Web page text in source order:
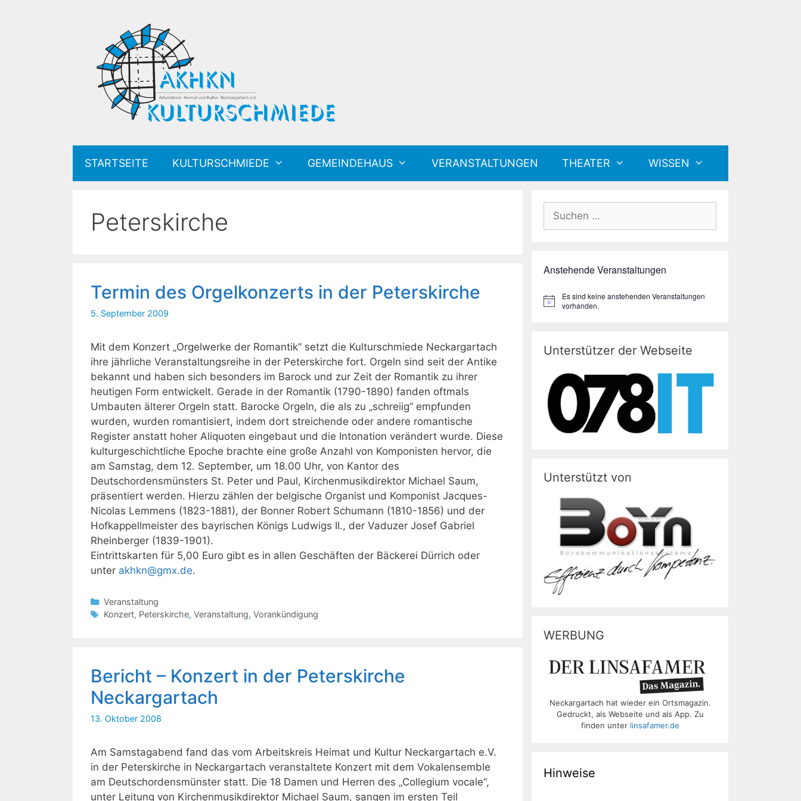
STARTSEITE KULTURSCHMIEDE GEMEINDEHAUS VERANSTALTUNGEN THEATER WISSEN
Peterskirche
Termin des Orgelkonzerts in der Peterskirche
5. September 2009
Mit dem Konzert „Orgelwerke der Romantik“ setzt die Kulturschmiede Neckargartach
ihre jährliche Veranstaltungsreihe in der Peterskirche fort. Orgeln sind seit der Antike
bekannt und haben sich besonders im Barock und zur Zeit der Romantik zu ihrer
heutigen Form entwickelt. Gerade in der Romantik (1790-1890) fanden oftmals
Umbauten älterer Orgeln statt. Barocke Orgeln, die als zu „schreiig“ empfunden
wurden, wurden romantisiert, indem dort streichende oder andere romantische
Register anstatt hoher Aliquoten eingebaut und die Intonation verändert wurde. Diese
kulturgeschichtliche Epoche brachte eine große Anzahl von Komponisten hervor, die
am Samstag, dem 12. September, um 18.00 Uhr, von Kantor des
Deutschordensmünsters St. Peter und Paul, Kirchenmusikdirektor Michael Saum,
präsentiert werden. Hierzu zählen der belgische Organist und Komponist Jacques-
Nicolas Lemmens (1823-1881), der Bonner Robert Schumann (1810-1856) und der
Hofkappellmeister des bayrischen Königs Ludwigs II., der Vaduzer Josef Gabriel
Rheinberger (1839-1901).
Eintrittskarten für 5,00 Euro gibt es in allen Geschäften der Bäckerei Dürrich oder
unter akhkn@gmx.de.
Kategorien
Veranstaltung
Schlagwörter
Konzert, Peterskirche, Veranstaltung, Vorankündigung
Bericht – Konzert in der Peterskirche
Neckargartach
13. Oktober 2008
Am Samstagabend fand das vom Arbeitskreis Heimat und Kultur Neckargartach e.V.
in der Peterskirche in Neckargartach veranstaltete Konzert mit dem Vokalensemble
am Deutschordensmünster statt. Die 18 Damen und Herren des „Collegium vocale“,
unter Leitung von Kirchenmusikdirektor Michael Saum, sangen im ersten Teil
Suchen
nach:
Anstehende Veranstaltungen
H
i
Es sind keine anstehenden Veranstaltungen
vorhanden.
Unterstützer der Webseite
Unterstützt von
WERBUNG
Neckargartach hat wieder ein Ortsmagazin.
Gedruckt, als Webseite und als App. Zu
finden unter linsafamer.de
Hinweise